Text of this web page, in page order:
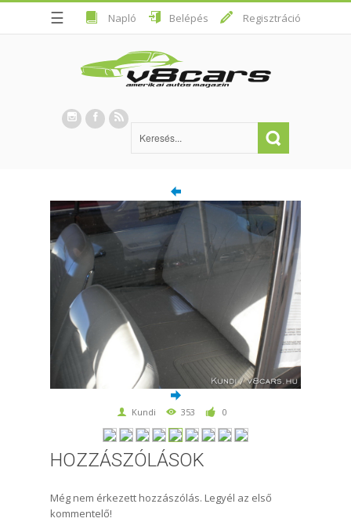
☰ Napló Belépés Regisztráció
Kundi 353 0
HOZZÁSZÓLÁSOK
Még nem érkezett hozzászólás. Legyél az első
kommentelő!